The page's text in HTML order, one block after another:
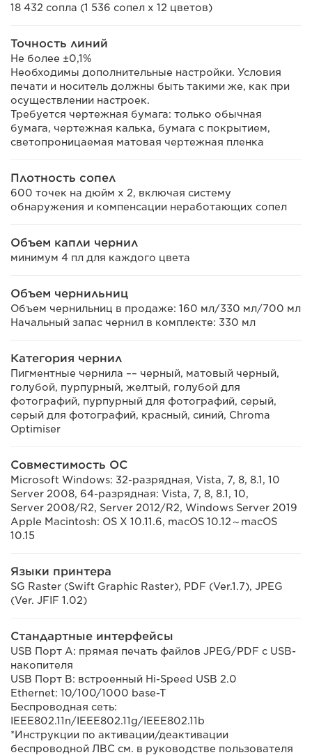
18 432 сопла (1 536 сопел x 12 цветов)
Точность линий
Не более ±0,1%
Необходимы дополнительные настройки. Условия
печати и носитель должны быть такими же, как при
осуществлении настроек.
Требуется чертежная бумага: только обычная
бумага, чертежная калька, бумага с покрытием,
светопроницаемая матовая чертежная пленка
Плотность сопел
600 точек на дюйм x 2, включая систему
обнаружения и компенсации неработающих сопел
Объем капли чернил
минимум 4 пл для каждого цвета
Объем чернильниц
Объем чернильниц в продаже: 160 мл/330 мл/700 мл
Начальный запас чернил в комплекте: 330 мл
Категория чернил
Пигментные чернила –– черный, матовый черный,
голубой, пурпурный, желтый, голубой для
фотографий, пурпурный для фотографий, серый,
серый для фотографий, красный, синий, Chroma
Optimiser
Совместимость ОС
Microsoft Windows: 32-разрядная, Vista, 7, 8, 8.1, 10
Server 2008, 64-разрядная: Vista, 7, 8, 8.1, 10,
Server 2008/R2, Server 2012/R2, Windows Server 2019
Apple Macintosh: OS X 10.11.6, macOS 10.12～macOS
10.15
Языки принтера
SG Raster (Swift Graphic Raster), PDF (Ver.1.7), JPEG
(Ver. JFIF 1.02)
Стандартные интерфейсы
USB Порт A: прямая печать файлов JPEG/PDF с USB-
накопителя
USB Порт B: встроенный Hi-Speed USB 2.0
Ethernet: 10/100/1000 base-T
Беспроводная сеть:
IEEE802.11n/IEEE802.11g/IEEE802.11b
*Инструкции по активации/деактивации
беспроводной ЛВС см. в руководстве пользователя